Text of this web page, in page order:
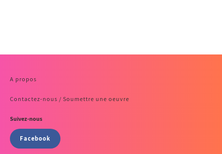
A propos
Contactez-nous / Soumettre une oeuvre
Suivez-nous
Facebook